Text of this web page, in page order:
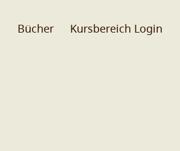
Bücher Kursbereich Login